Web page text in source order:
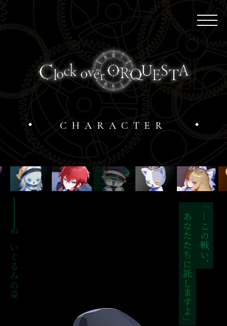
CHARACTER
ぬいぐるみの姿 「—この戦い、
あなたたちに託しますよ」